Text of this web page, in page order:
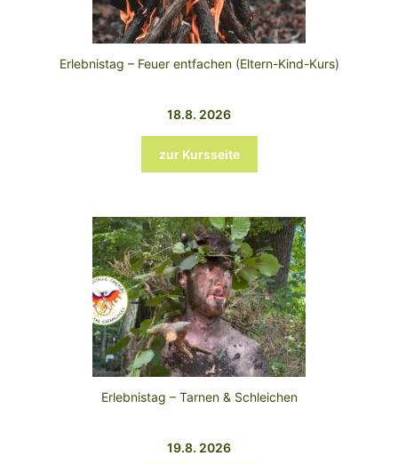
Erlebnistag – Feuer entfachen (Eltern-Kind-Kurs)
18.8. 2026
zur Kursseite
Erlebnistag – Tarnen & Schleichen
19.8. 2026